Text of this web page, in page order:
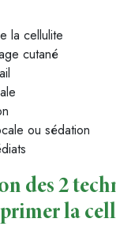
la cellulite
cutané
ou sédation
des 2
la